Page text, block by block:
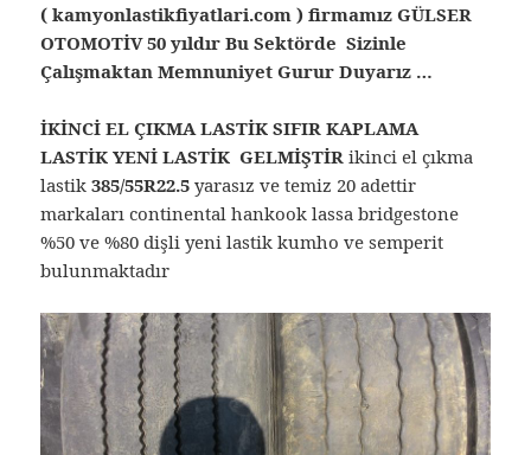
( kamyonlastikfiyatlari.com ) firmamız GÜLSER
OTOMOTİV 50 yıldır Bu Sektörde Sizinle
Çalışmaktan Memnuniyet Gurur Duyarız …
İKİNCİ EL ÇIKMA LASTİK SIFIR KAPLAMA
LASTİK YENİ LASTİK GELMİŞTİRikinci el çıkma
lastik 385/55R22.5 yarasız ve temiz 20 adettir
markaları continental hankook lassa bridgestone
%50 ve %80 dişli yeni lastik kumho ve semperit
bulunmaktadır